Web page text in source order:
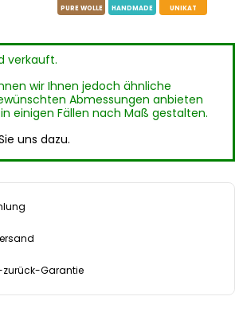
PURE WOLLE HANDMADE UNIKAT
verkauft.
wir Ihnen jedoch ähnliche
Abmessungen anbieten
einigen Fällen nach Maß gestalten.
uns dazu.
zurück-Garantie